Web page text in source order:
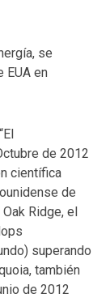
se
EUA en
de 2012
científica
de
Ridge, el
superando
también
de 2012